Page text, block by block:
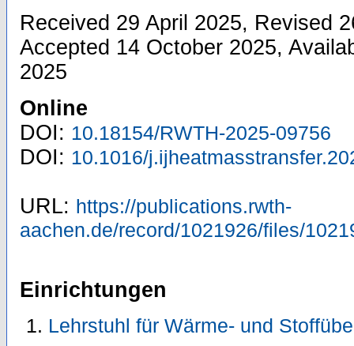
Received 29 April 2025, Revised
Accepted 14 October 2025,
2025
Online
DOI: 10.18154/RWTH-2025-09756
DOI: 10.1016/
URL: https://publications.rwth-
aachen.de/record/1021926/files/
Einrichtungen
Lehrstuhl für Wärme- und